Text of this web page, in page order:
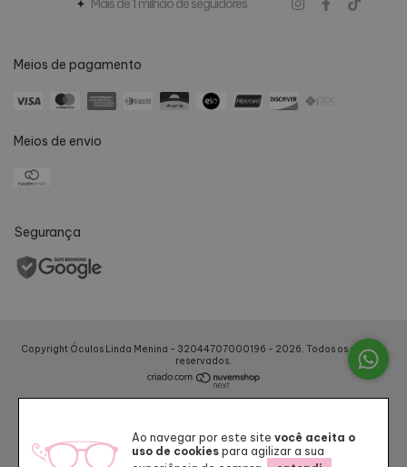
Ao navegar por este site você aceita o
uso de cookies para agilizar a sua
Mais de 1 milhão de seguidores
Meios de pagamento
Meios de envio
Segurança
Copyright Óculos Linda Menina - 32044707000196 - 2026. Todos os direitos
reservados.